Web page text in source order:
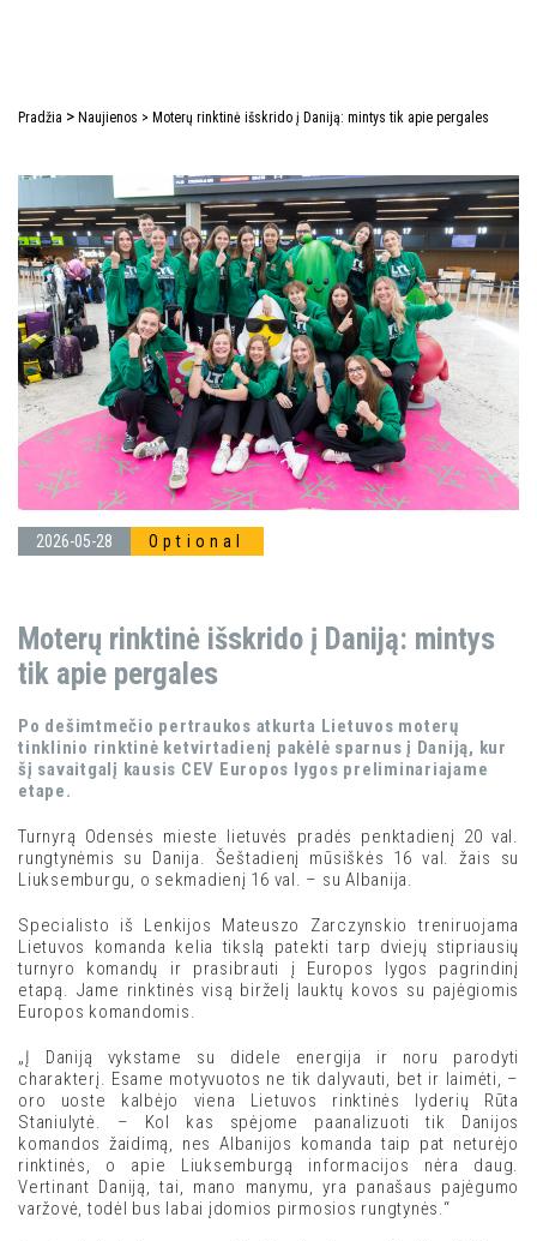
Pradžia > Naujienos > Moterų rinktinė išskrido į Daniją: mintys tik apie pergales
2026-05-28 Optional
Moterų rinktinė išskrido į Daniją: mintys
tik apie pergales
Po dešimtmečio pertraukos atkurta Lietuvos moterų
tinklinio rinktinė ketvirtadienį pakėlė sparnus į Daniją, kur
šį savaitgalį kausis CEV Europos lygos preliminariajame
etape.
Turnyrą Odensės mieste lietuvės pradės penktadienį 20 val.
rungtynėmis su Danija. Šeštadienį mūsiškės 16 val. žais su
Liuksemburgu, o sekmadienį 16 val. – su Albanija.
Specialisto iš Lenkijos Mateuszo Zarczynskio treniruojama
Lietuvos komanda kelia tikslą patekti tarp dviejų stipriausių
turnyro komandų ir prasibrauti į Europos lygos pagrindinį
etapą. Jame rinktinės visą birželį lauktų kovos su pajėgiomis
Europos komandomis.
„Į Daniją vykstame su didele energija ir noru parodyti
charakterį. Esame motyvuotos ne tik dalyvauti, bet ir laimėti, –
oro uoste kalbėjo viena Lietuvos rinktinės lyderių Rūta
Staniulytė. – Kol kas spėjome paanalizuoti tik Danijos
komandos žaidimą, nes Albanijos komanda taip pat neturėjo
rinktinės, o apie Liuksemburgą informacijos nėra daug.
Vertinant Daniją, tai, mano manymu, yra panašaus pajėgumo
varžovė, todėl bus labai įdomios pirmosios rungtynės.“